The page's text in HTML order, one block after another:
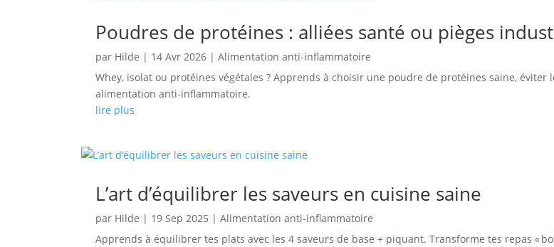
Poudres de protéines : alliées santé ou pièges
par Hilde | 14 Avr 2026 |Alimentation anti-inflammatoire
Whey, isolat ou protéines végétales ? Apprends à choisir une poudre de protéines saine,
alimentation anti-inflammatoire.
lire plus
L’art d’équilibrer les saveurs en cuisine saine
par Hilde | 19 Sep 2025 |Alimentation anti-inflammatoire
Apprends à équilibrer tes plats avec les 4 saveurs de base + piquant. Transforme tes repas «